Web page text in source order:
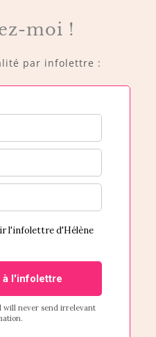
moi !
par infolettre :